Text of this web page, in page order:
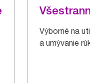
Výborné na
a umývanie